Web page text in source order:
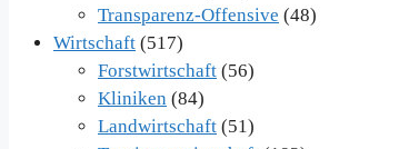
Transparenz-Offensive (48)
Wirtschaft (517)
Forstwirtschaft (56)
Kliniken (84)
Landwirtschaft (51)